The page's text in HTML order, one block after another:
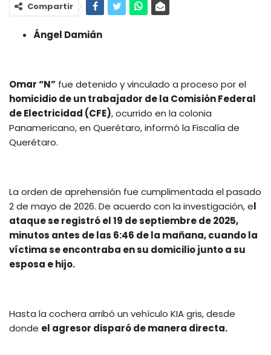
Compartir
Ángel Damián
Omar “N” fue detenido y vinculado a proceso por el
homicidio de un trabajador de la Comisión Federal
de Electricidad (CFE), ocurrido en la colonia
Panamericano, en Querétaro, informó la Fiscalía de
Querétaro.
La orden de aprehensión fue cumplimentada el pasado
2 de mayo de 2026. De acuerdo con la investigación, el
ataque se registró el 19 de septiembre de 2025,
minutos antes de las 6:46 de la mañana, cuando la
víctima se encontraba en su domicilio junto a su
esposa e hijo.
Hasta la cochera arribó un vehículo KIA gris, desde
donde el agresor disparó de manera directa.